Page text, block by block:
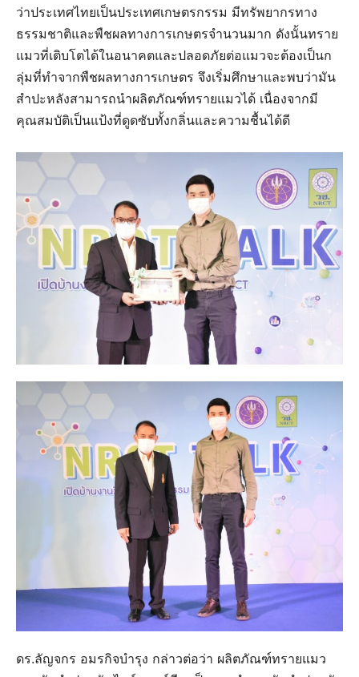
ว่าประเทศไทยเป็นประเทศเกษตรกรรม มีทรัพยากรทาง
ธรรมชาติและพืชผลทางการเกษตรจำนวนมาก ดังนั้นทราย
แมวที่เติบโตได้ในอนาคตและปลอดภัยต่อแมวจะต้องเป็นก
ลุ่มที่ทำจากพืชผลทางการเกษตร จึงเริ่มศึกษาและพบว่ามัน
สำปะหลังสามารถนำผลิตภัณฑ์ทรายแมวได้ เนื่องจากมี
คุณสมบัติเป็นแป้งที่ดูดซับทั้งกลิ่นและความชื้นได้ดี
ดร.ลัญจกร อมรกิจบำรุง กล่าวต่อว่า ผลิตภัณฑ์ทรายแมว